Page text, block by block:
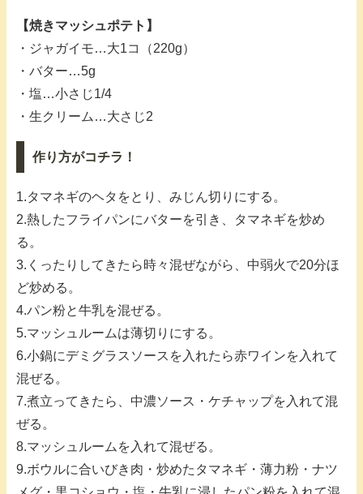
【焼きマッシュポテト】
・ジャガイモ…大1コ（220g）
・バター…5g
・塩…小さじ1/4
・生クリーム…大さじ2
作り方がコチラ！
1.タマネギのヘタをとり、みじん切りにする。
2.熱したフライパンにバターを引き、タマネギを炒め
る。
3.くったりしてきたら時々混ぜながら、中弱火で20分ほ
ど炒める。
4.パン粉と牛乳を混ぜる。
5.マッシュルームは薄切りにする。
6.小鍋にデミグラスソースを入れたら赤ワインを入れて
混ぜる。
7.煮立ってきたら、中濃ソース・ケチャップを入れて混
ぜる。
8.マッシュルームを入れて混ぜる。
9.ボウルに合いびき肉・炒めたタマネギ・薄力粉・ナツ